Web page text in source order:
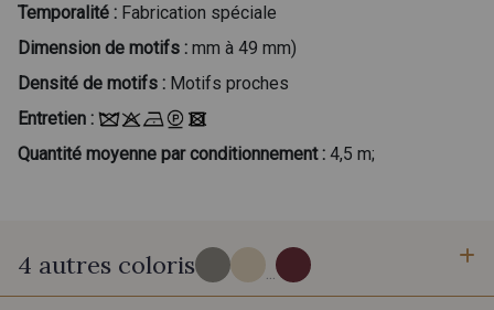
Temporalité : Fabrication spéciale
Dimension de motifs : mm à 49 mm)
Densité de motifs : Motifs proches
Entretien :
Quantité moyenne par conditionnement : 4,5 m;
4 autres coloris ...